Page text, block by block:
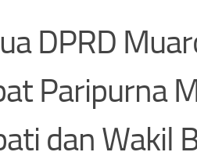
DPRD
Paripurna
dan Wakil